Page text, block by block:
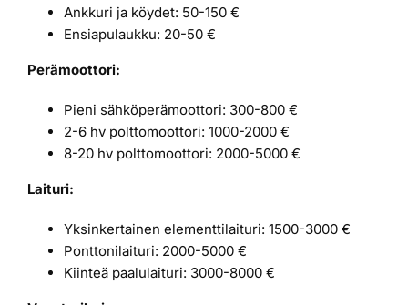
Ankkuri ja köydet: 50-150 €
Ensiapulaukku: 20-50 €
Perämoottori:
Pieni sähköperämoottori: 300-800 €
2-6 hv polttomoottori: 1000-2000 €
8-20 hv polttomoottori: 2000-5000 €
Laituri:
Yksinkertainen elementtilaituri: 1500-3000 €
Ponttonilaituri: 2000-5000 €
Kiinteä paalulaituri: 3000-8000 €